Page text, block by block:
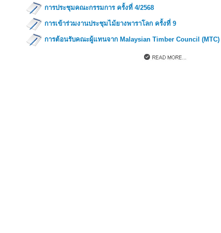
การประชุมคณะกรรมการ ครั้งที่ 4/2568
การเข้าร่วมงานประชุมไม้ยางพาราโลก ครั้งที่ 9
การต้อนรับคณะผู้แทนจาก Malaysian Timber Council (MTC)